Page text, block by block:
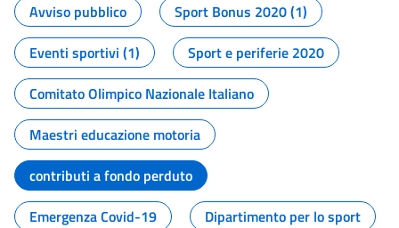
Avviso pubblico
Sport Bonus 2020 (1)
Eventi sportivi (1)
Sport e periferie 2020
Comitato Olimpico Nazionale Italiano
Maestri educazione motoria
contributi a fondo perduto
Emergenza Covid-19
Dipartimento per lo sport